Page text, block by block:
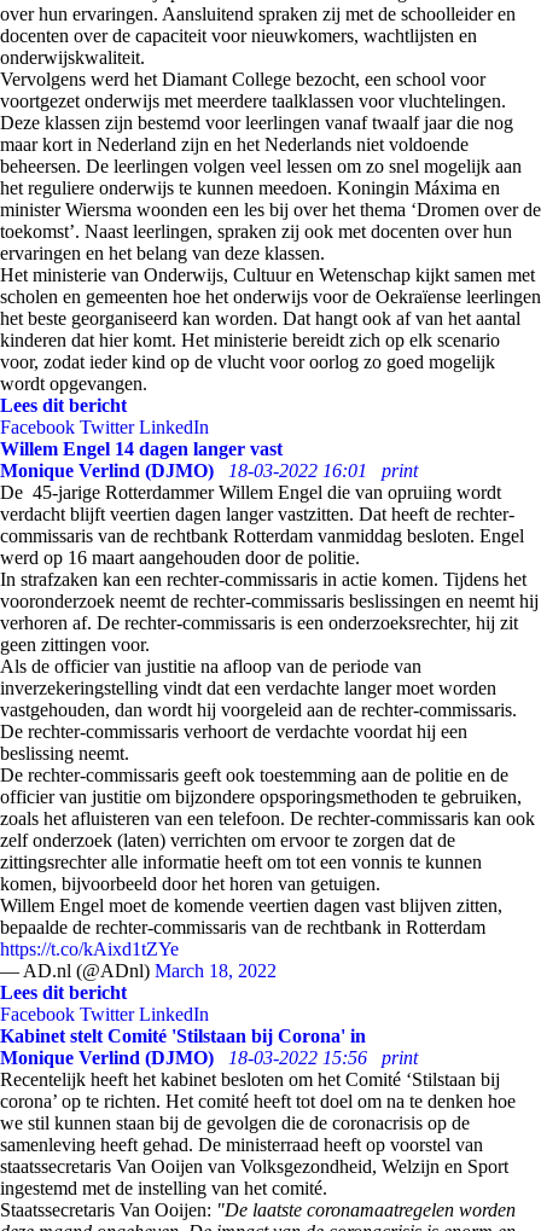
over hun ervaringen. Aansluitend spraken zij met de schoolleider en
docenten over de capaciteit voor nieuwkomers, wachtlijsten en
onderwijskwaliteit.
Vervolgens werd het Diamant College bezocht, een school voor
voortgezet onderwijs met meerdere taalklassen voor vluchtelingen.
Deze klassen zijn bestemd voor leerlingen vanaf twaalf jaar die nog
maar kort in Nederland zijn en het Nederlands niet voldoende
beheersen. De leerlingen volgen veel lessen om zo snel mogelijk aan
het reguliere onderwijs te kunnen meedoen. Koningin Máxima en
minister Wiersma woonden een les bij over het thema ‘Dromen over de
toekomst’. Naast leerlingen, spraken zij ook met docenten over hun
ervaringen en het belang van deze klassen.
Het ministerie van Onderwijs, Cultuur en Wetenschap kijkt samen met
scholen en gemeenten hoe het onderwijs voor de Oekraïense leerlingen
het beste georganiseerd kan worden. Dat hangt ook af van het aantal
kinderen dat hier komt. Het ministerie bereidt zich op elk scenario
voor, zodat ieder kind op de vlucht voor oorlog zo goed mogelijk
wordt opgevangen.
Lees dit bericht
Facebook Twitter LinkedIn
Willem Engel 14 dagen langer vast
Monique Verlind (DJMO)
18-03-2022 16:01
print
De 45-jarige Rotterdammer Willem Engel die van opruiing wordt
verdacht blijft veertien dagen langer vastzitten. Dat heeft de rechter-
commissaris van de rechtbank Rotterdam vanmiddag besloten. Engel
werd op 16 maart aangehouden door de politie.
In strafzaken kan een rechter-commissaris in actie komen. Tijdens het
vooronderzoek neemt de rechter-commissaris beslissingen en neemt hij
verhoren af. De rechter-commissaris is een onderzoeksrechter, hij zit
geen zittingen voor.
Als de officier van justitie na afloop van de periode van
inverzekeringstelling vindt dat een verdachte langer moet worden
vastgehouden, dan wordt hij voorgeleid aan de rechter-commissaris.
De rechter-commissaris verhoort de verdachte voordat hij een
beslissing neemt.
De rechter-commissaris geeft ook toestemming aan de politie en de
officier van justitie om bijzondere opsporingsmethoden te gebruiken,
zoals het afluisteren van een telefoon. De rechter-commissaris kan ook
zelf onderzoek (laten) verrichten om ervoor te zorgen dat de
zittingsrechter alle informatie heeft om tot een vonnis te kunnen
komen, bijvoorbeeld door het horen van getuigen.
Willem Engel moet de komende veertien dagen vast blijven zitten,
bepaalde de rechter-commissaris van de rechtbank in Rotterdam
https://t.co/kAixd1tZYe
— AD.nl (@ADnl) March 18, 2022
Lees dit bericht
Facebook Twitter LinkedIn
Kabinet stelt Comité 'Stilstaan bij Corona' in
Monique Verlind (DJMO)
18-03-2022 15:56
print
Recentelijk heeft het kabinet besloten om het Comité ‘Stilstaan bij
corona’ op te richten. Het comité heeft tot doel om na te denken hoe
we stil kunnen staan bij de gevolgen die de coronacrisis op de
samenleving heeft gehad. De ministerraad heeft op voorstel van
staatssecretaris Van Ooijen van Volksgezondheid, Welzijn en Sport
ingestemd met de instelling van het comité.
Staatssecretaris Van Ooijen: "De laatste coronamaatregelen worden